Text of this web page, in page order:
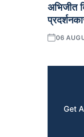
अभिजीत
06
Get